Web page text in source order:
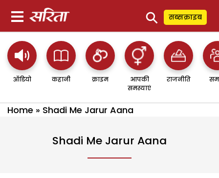
⚲ सब्सक्राइब
ऑडियो कहानी क्राइम
आपकी
समस्याएं
राजनीति
Home » Shadi Me Jarur Aana
Shadi Me Jarur Aana